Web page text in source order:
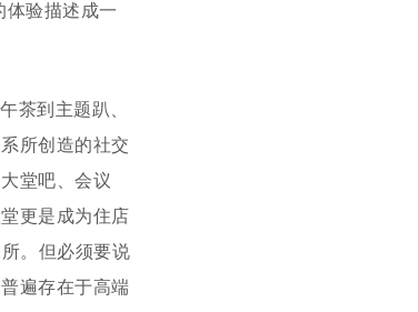
体验描述成一
茶到主题趴、
所创造的社交
堂吧、会议
更是成为住店
。但必须要说
遍存在于高端